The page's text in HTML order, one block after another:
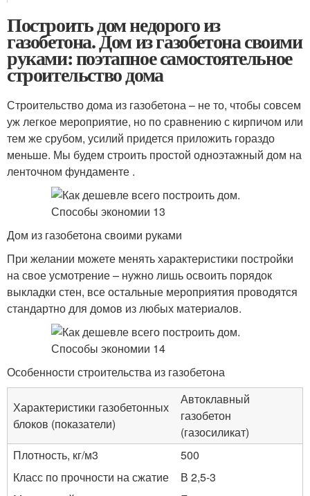
Построить дом недорого из
газобетона. Дом из газобетона своими
руками: поэтапное самостоятельное
строительство дома
Строительство дома из газобетона – не то, чтобы совсем
уж легкое мероприятие, но по сравнению с кирпичом или
тем же срубом, усилий придется приложить гораздо
меньше. Мы будем строить простой одноэтажный дом на
ленточном фундаменте .
Дом из газобетона своими руками
При желании можете менять характеристики постройки
на свое усмотрение – нужно лишь освоить порядок
выкладки стен, все остальные мероприятия проводятся
стандартно для домов из любых материалов.
Особенности строительства из газобетона
Характеристики газобетонных
блоков (показатели)
Автоклавный
газобетон
(газосиликат)
Плотность, кг/м3
500
Класс по прочности на сжатие
В 2,5-3